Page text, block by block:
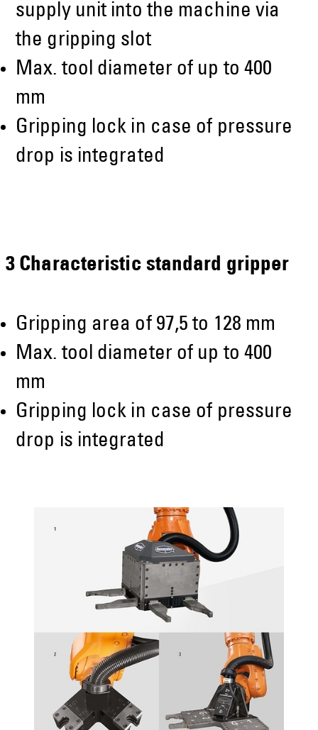
supply unit into the machine via
the gripping slot
Max. tool diameter of up to 400
mm
Gripping lock in case of pressure
drop is integrated
3 Characteristic standard gripper
Gripping area of 97,5 to 128 mm
Max. tool diameter of up to 400
mm
Gripping lock in case of pressure
drop is integrated